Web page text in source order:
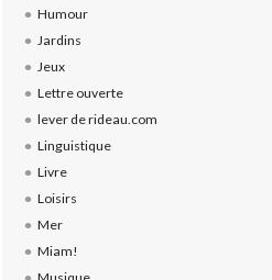
Humour
Jardins
Jeux
Lettre ouverte
lever de rideau.com
Linguistique
Livre
Loisirs
Mer
Miam!